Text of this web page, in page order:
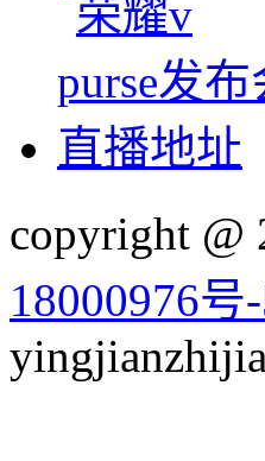
copyright @
18000976号